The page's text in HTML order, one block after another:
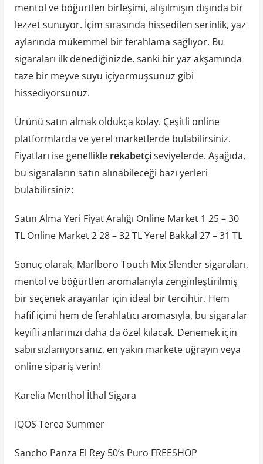
mentol ve böğürtlen birleşimi, alışılmışın dışında bir
lezzet sunuyor. İçim sırasında hissedilen serinlik, yaz
aylarında mükemmel bir ferahlama sağlıyor. Bu
sigaraları ilk denediğinizde, sanki bir yaz akşamında
taze bir meyve suyu içiyormuşsunuz gibi
hissediyorsunuz.
Ürünü satın almak oldukça kolay. Çeşitli online
platformlarda ve yerel marketlerde bulabilirsiniz.
Fiyatları ise genellikle rekabetçiseviyelerde. Aşağıda,
bu sigaraların satın alınabileceği bazı yerleri
bulabilirsiniz:
Satın Alma Yeri Fiyat Aralığı Online Market 1 25 – 30
TL Online Market 2 28 – 32 TL Yerel Bakkal 27 – 31 TL
Sonuç olarak, Marlboro Touch Mix Slender sigaraları,
mentol ve böğürtlen aromalarıyla zenginleştirilmiş
bir seçenek arayanlar için ideal bir tercihtir. Hem
hafif içimi hem de ferahlatıcı aromasıyla, bu sigaralar
keyifli anlarınızı daha da özel kılacak. Denemek için
sabırsızlanıyorsanız, en yakın markete uğrayın veya
online sipariş verin!
Karelia Menthol İthal Sigara
IQOS Terea Summer
Sancho Panza El Rey 50’s Puro FREESHOP